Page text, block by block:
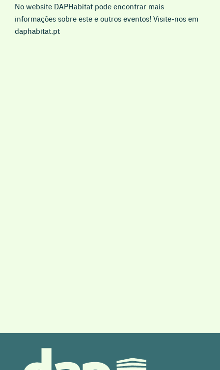
No website DAPHabitat pode encontrar mais
informações sobre este e outros eventos! Visite-nos em
daphabitat.pt